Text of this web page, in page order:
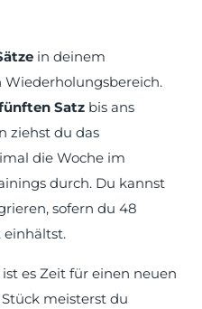
in deinem
Satz bis ans
ziehst du das
die Woche im
durch. Du kannst
sofern du 48
einhältst.
es Zeit für einen neuen
meisterst du